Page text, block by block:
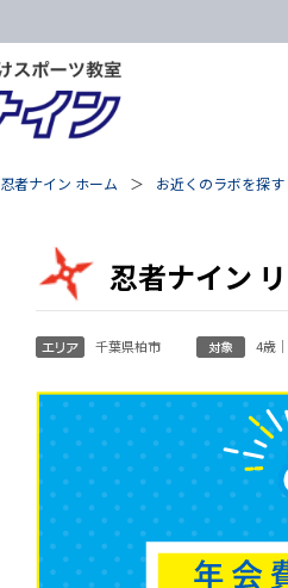
忍者ナイン ホーム お近くのラボを探す
忍者ナイン
千葉県柏市 4歳